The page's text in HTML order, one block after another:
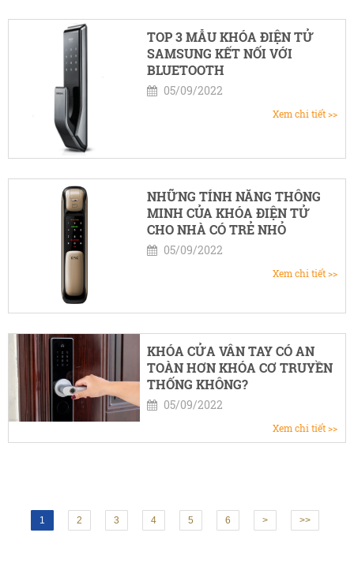
TOP 3 MẪU KHÓA ĐIỆN TỬ
SAMSUNG KẾT NỐI VỚI
BLUETOOTH
05/09/2022
Xem chi tiết >>
NHỮNG TÍNH NĂNG THÔNG
MINH CỦA KHÓA ĐIỆN TỬ
CHO NHÀ CÓ TRẺ NHỎ
05/09/2022
Xem chi tiết >>
KHÓA CỬA VÂN TAY CÓ AN
TOÀN HƠN KHÓA CƠ TRUYỀN
THỐNG KHÔNG?
05/09/2022
Xem chi tiết >>
1 2 3 4 5 6 > >>